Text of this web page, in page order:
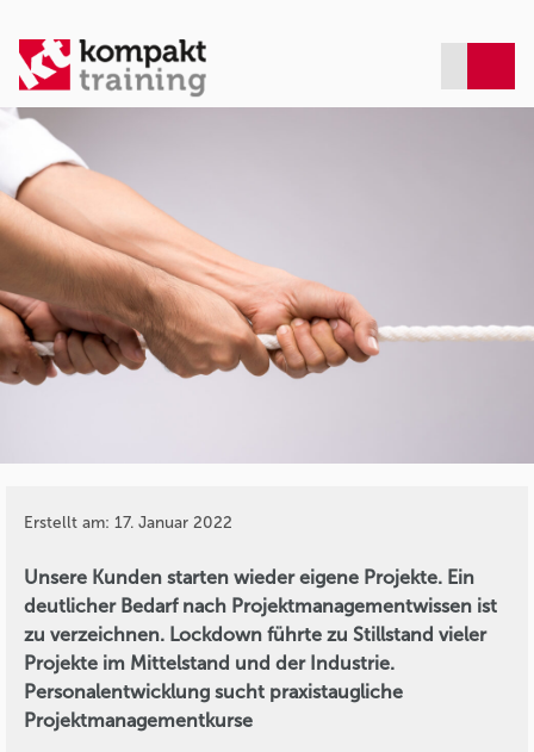
Erstellt am: 17. Januar 2022
Unsere Kunden starten wieder eigene Projekte. Ein
deutlicher Bedarf nach Projektmanagementwissen ist
zu verzeichnen. Lockdown führte zu Stillstand vieler
Projekte im Mittelstand und der Industrie.
Personalentwicklung sucht praxistaugliche
Projektmanagementkurse